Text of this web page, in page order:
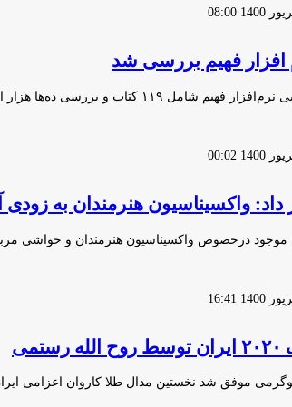
افزار فهیم بررسی شد
و بررسی ده‌ها هزار از کلمات قرآن…
واکسیناسیون هنرمندان به
درخصوص واکسیناسیون هنرمندان و حواشی